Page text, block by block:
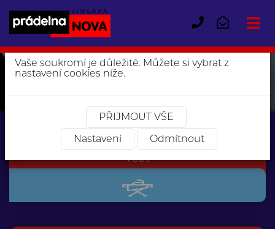
603
599
991
Test
Tento web používá cookies ×
Vaše soukromí je důležité. Můžete si vybrat z
nastavení cookies níže.
PŘIJMOUT VŠE
Nastavení
Odmítnout